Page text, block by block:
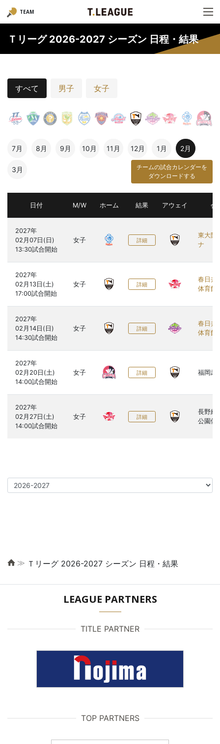
TEAM
Ｔリーグ 2026-2027 シーズン 日程・結果
すべて 男子 女子
7月 8月 9月 10月 11月 12月 1月 2月
3月
チームの試合カレンダーを
ダウンロードする
日付 M/W ホーム 結果 アウェイ 会
2027年
02月07日(日)
女子 詳細
東大阪
ナ
2027年
02月13日(土)
女子 詳細
春日井
体育館
2027年
02月14日(日)
女子 詳細
春日井
体育館
2027年
02月20日(土)
女子 詳細 福岡武
2027年
02月27日(土)
女子 詳細
長野総
公園体
≫ Ｔリーグ 2026-2027 シーズン 日程・結果
LEAGUE PARTNERS
TITLE PARTNER
TOP PARTNERS